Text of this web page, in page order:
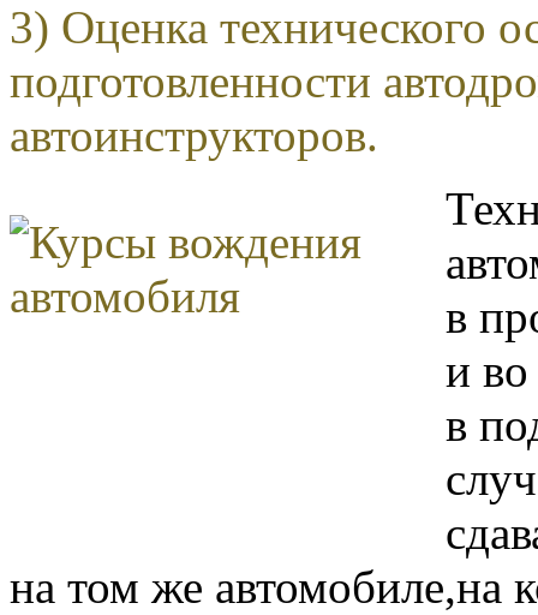
3) Оценка технического
подготовленности
автоинструкторов.
в
и во
в
на том же автомобиле,на